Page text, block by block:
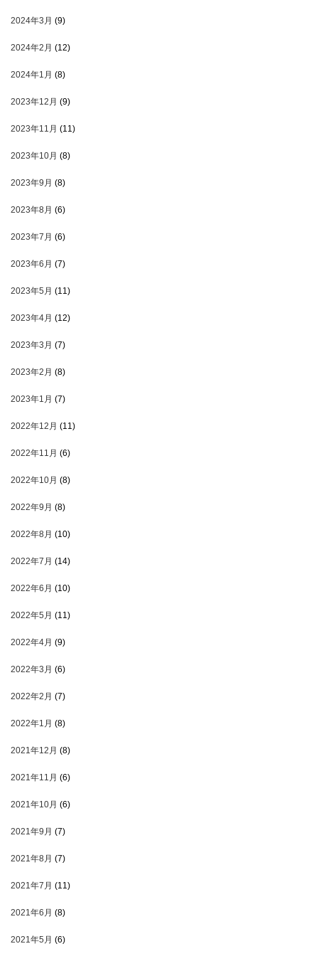
2024年3月 (9)
2024年2月 (12)
2024年1月 (8)
2023年12月 (9)
2023年11月 (11)
2023年10月 (8)
2023年9月 (8)
2023年8月 (6)
2023年7月 (6)
2023年6月 (7)
2023年5月 (11)
2023年4月 (12)
2023年3月 (7)
2023年2月 (8)
2023年1月 (7)
2022年12月 (11)
2022年11月 (6)
2022年10月 (8)
2022年9月 (8)
2022年8月 (10)
2022年7月 (14)
2022年6月 (10)
2022年5月 (11)
2022年4月 (9)
2022年3月 (6)
2022年2月 (7)
2022年1月 (8)
2021年12月 (8)
2021年11月 (6)
2021年10月 (6)
2021年9月 (7)
2021年8月 (7)
2021年7月 (11)
2021年6月 (8)
2021年5月 (6)